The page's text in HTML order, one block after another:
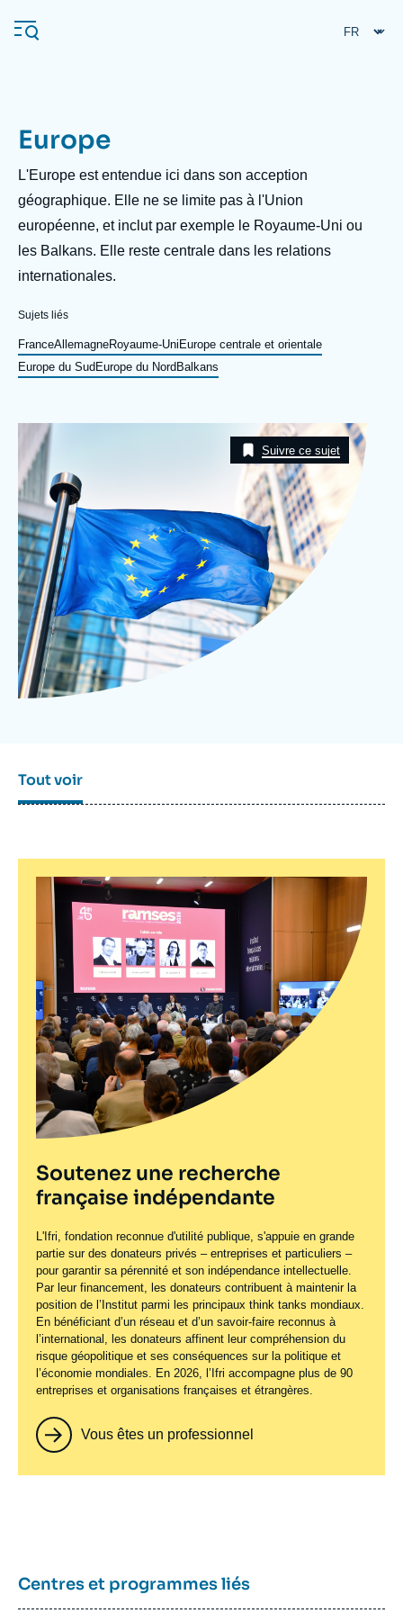
au
contenu
Navigation
principale
L'Ifri
Analyses
Événements
Nous soutenir
À propos de l'Ifri
L'Ifri en bref
Europe
Description
L'Europe est entendue ici dans son acception
géographique. Elle ne se limite pas à l'Union
européenne, et inclut par exemple le Royaume-Uni ou
les Balkans. Elle reste centrale dans les relations
internationales.
Sujets liés
FranceAllemagneRoyaume-Uni Europe centrale et orientale
Europe du Sud Europe du Nord Balkans
Image
Taxonomie
Suivre ce sujet
Tout voir
Soutenez une recherche
française indépendante
L'Ifri, fondation reconnue d'utilité publique, s'appuie en grande
partie sur des donateurs privés – entreprises et particuliers –
pour garantir sa pérennité et son indépendance intellectuelle.
Par leur financement, les donateurs contribuent à maintenir la
position de l’Institut parmi les principaux think tanks mondiaux.
En bénéficiant d’un réseau et d’un savoir-faire reconnus à
l’international, les donateurs affinent leur compréhension du
risque géopolitique et ses conséquences sur la politique et
l’économie mondiales. En 2026, l’Ifri accompagne plus de 90
entreprises et organisations françaises et étrangères.
Vous êtes un professionnel
Centres et programmes liés